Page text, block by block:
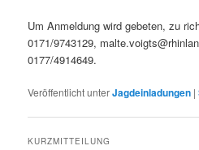
Um Anmeldung wird gebeten, zu
0171/9743129,
0177/4914649.
Veröffentlicht unterJagdeinladungen |
KURZMITTEILUNG